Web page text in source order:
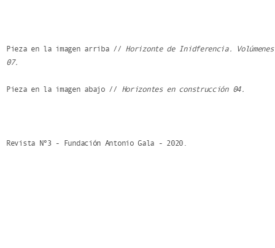
Pieza en la imagen arriba // Horizonte de Inidferencia. Volúmenes
07.
Pieza en la imagen abajo // Horizontes en construcción 04.
Revista Nº3 - Fundación Antonio Gala - 2020.